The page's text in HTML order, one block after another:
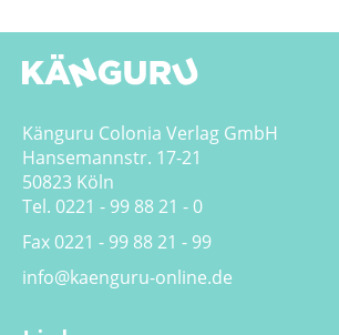
Känguru Colonia Verlag GmbH
Hansemannstr. 17-21
50823 Köln
Tel. 0221 - 99 88 21 - 0
Fax 0221 - 99 88 21 - 99
info@kaenguru-online.de